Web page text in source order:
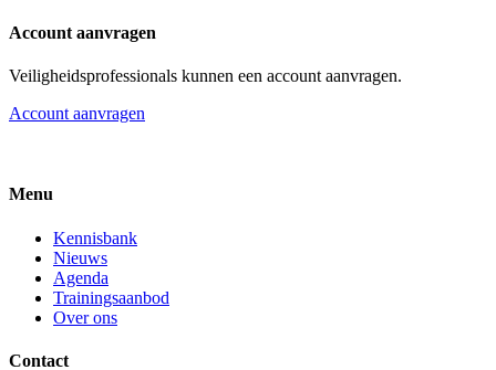
Account aanvragen
Veiligheidsprofessionals kunnen een account aanvragen.
Account aanvragen
Menu
Kennisbank
Nieuws
Agenda
Trainingsaanbod
Over ons
Contact